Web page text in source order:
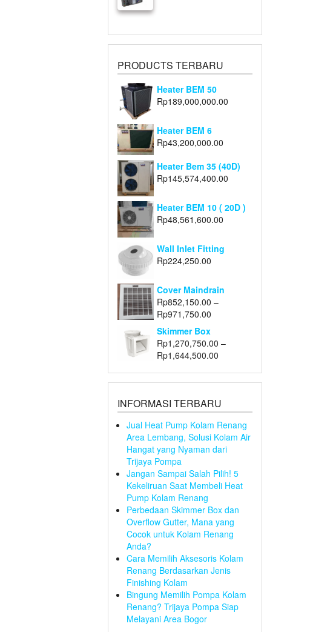
PRODUCTS TERBARU
Heater BEM 50
Rp189,000,000.00
Heater BEM 6
Rp43,200,000.00
Heater Bem 35 (40D)
Rp145,574,400.00
Heater BEM 10 ( 20D )
Rp48,561,600.00
Wall Inlet Fitting
Rp224,250.00
Cover Maindrain
Rp852,150.00 –
Rp971,750.00
Skimmer Box
Rp1,270,750.00 –
Rp1,644,500.00
INFORMASI TERBARU
Jual Heat Pump Kolam Renang
Area Lembang, Solusi Kolam Air
Hangat yang Nyaman dari
Trijaya Pompa
Jangan Sampai Salah Pilih! 5
Kekeliruan Saat Membeli Heat
Pump Kolam Renang
Perbedaan Skimmer Box dan
Overflow Gutter, Mana yang
Cocok untuk Kolam Renang
Anda?
Cara Memilih Aksesoris Kolam
Renang Berdasarkan Jenis
Finishing Kolam
Bingung Memilih Pompa Kolam
Renang? Trijaya Pompa Siap
Melayani Area Bogor